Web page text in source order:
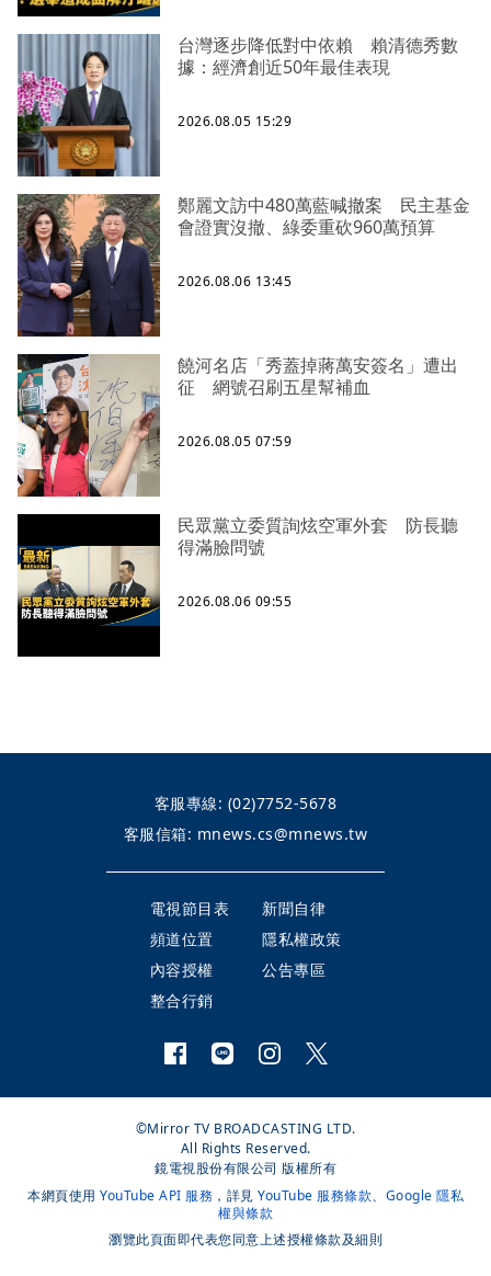
台灣逐步降低對中依賴 賴清德秀數
據：經濟創近50年最佳表現
2026.08.05 15:29
鄭麗文訪中480萬藍喊撤案 民主基金
會證實沒撤、綠委重砍960萬預算
2026.08.06 13:45
饒河名店「秀蓋掉蔣萬安簽名」遭出
征 網號召刷五星幫補血
2026.08.05 07:59
民眾黨立委質詢炫空軍外套 防長聽
得滿臉問號
2026.08.06 09:55
客服專線: (02)7752-5678
客服信箱: mnews.cs@mnews.tw
電視節目表
新聞自律
頻道位置
隱私權政策
內容授權
公告專區
整合行銷
©Mirror TV BROADCASTING LTD.
All Rights Reserved.
鏡電視股份有限公司 版權所有
本網頁使用 YouTube API 服務 ，詳見 YouTube 服務條款、 Google 隱私
權與條款
瀏覽此頁面即代表您同意上述授權條款及細則